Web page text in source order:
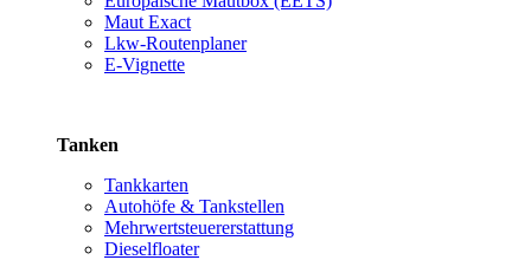
Maut Exact
Lkw-Routenplaner
E-Vignette
Tanken
Tankkarten
Autohöfe & Tankstellen
Mehrwertsteuererstattung
Dieselfloater